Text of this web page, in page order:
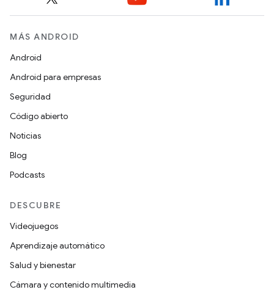
MÁS ANDROID
Android
Android para empresas
Seguridad
Código abierto
Noticias
Blog
Podcasts
DESCUBRE
Videojuegos
Aprendizaje automático
Salud y bienestar
Cámara y contenido multimedia